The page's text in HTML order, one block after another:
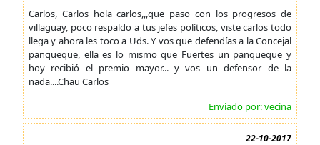
Carlos, Carlos hola carlos,,,que paso con los progresos de
villaguay, poco respaldo a tus jefes políticos, viste carlos todo
llega y ahora les toco a Uds. Y vos que defendías a la Concejal
panqueque, ella es lo mismo que Fuertes un panqueque y
hoy recibió el premio mayor... y vos un defensor de la
nada....Chau Carlos
Enviado por: vecina
22-10-2017